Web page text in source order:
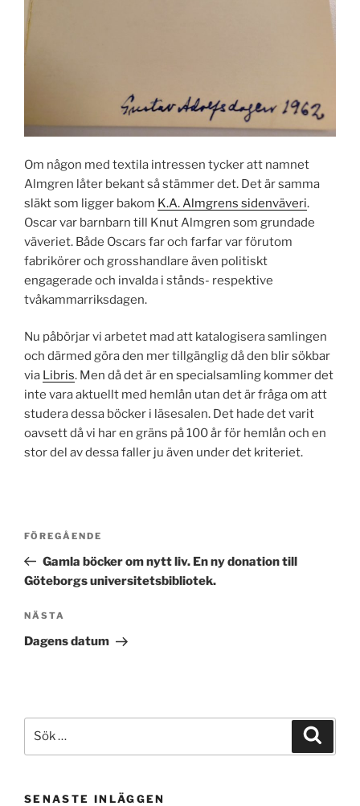
Om någon med textila intressen tycker att namnet
Almgren låter bekant så stämmer det. Det är samma
släkt som ligger bakom K.A. Almgrens sidenväveri.
Oscar var barnbarn till Knut Almgren som grundade
väveriet. Både Oscars far och farfar var förutom
fabrikörer och grosshandlare även politiskt
engagerade och invalda i stånds- respektive
tvåkammarriksdagen.
Nu påbörjar vi arbetet mad att katalogisera samlingen
och därmed göra den mer tillgänglig då den blir sökbar
via Libris. Men då det är en specialsamling kommer det
inte vara aktuellt med hemlån utan det är fråga om att
studera dessa böcker i läsesalen. Det hade det varit
oavsett då vi har en gräns på 100 år för hemlån och en
stor del av dessa faller ju även under det kriteriet.
Inläggsnavigering
Föregående
inlägg
FÖREGÅENDE
Gamla böcker om nytt liv. En ny donation till
Göteborgs universitetsbibliotek.
Nästa
inlägg
NÄSTA
Dagens datum
efter:
SENASTE INLÄGGEN